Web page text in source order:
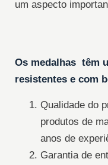
um aspecto
Os medalhas têm
resistentes e com
Qualidade do
produtos de
anos de
Garantia de